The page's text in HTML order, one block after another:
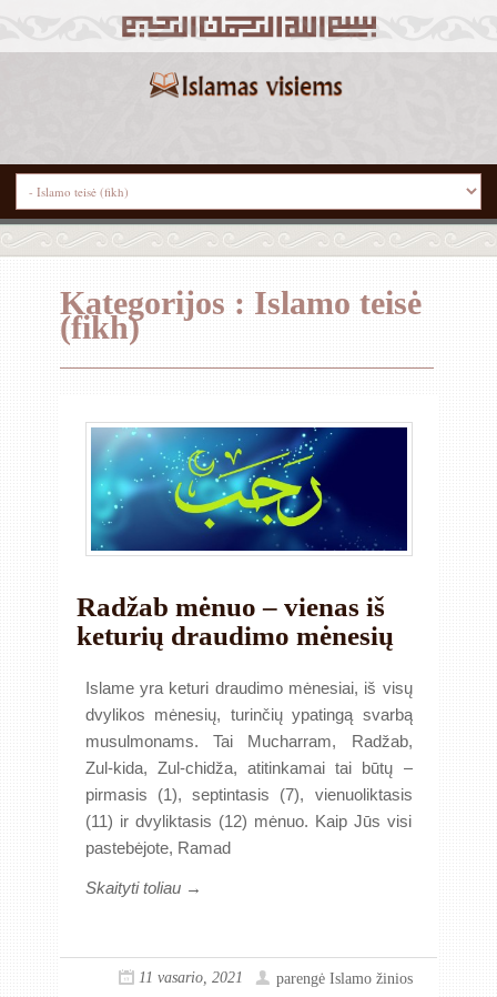
Kategorijos : Islamo teisė
(fikh)
Radžab mėnuo – vienas iš
keturių draudimo mėnesių
Islame yra keturi draudimo mėnesiai, iš visų
dvylikos mėnesių, turinčių ypatingą svarbą
musulmonams. Tai Mucharram, Radžab,
Zul-kida, Zul-chidža, atitinkamai tai būtų –
pirmasis (1), septintasis (7), vienuoliktasis
(11) ir dvyliktasis (12) mėnuo. Kaip Jūs visi
pastebėjote, Ramad
Skaityti toliau →
11 vasario, 2021 parengė Islamo žinios